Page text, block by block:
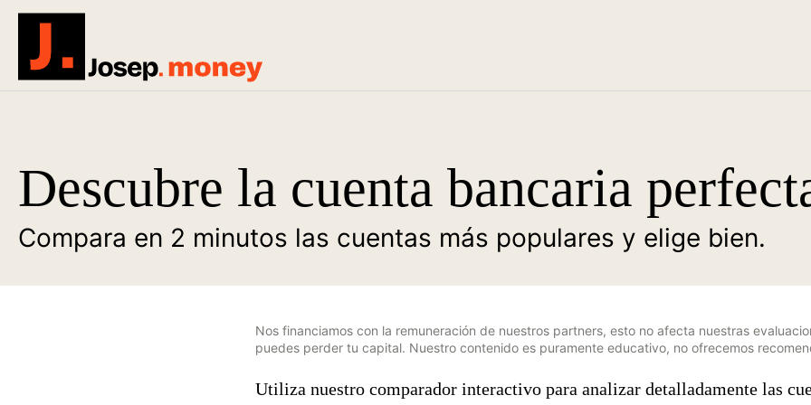
Josep.money
Descubre la cuenta bancaria
Compara en 2 minutos las cuentas más populares y elige bien.
Nos financiamos con la remuneración de nuestros partners, esto no afecta nuestras
puedes perder tu capital. Nuestro contenido es puramente educativo, no ofrecemos
Utiliza nuestro comparador interactivo para analizar detalladamente las